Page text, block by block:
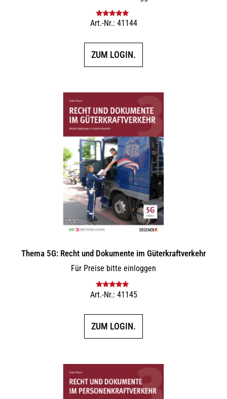
Bewertet mit
Art.-Nr.: 41144
ZUM LOGIN.
Thema 5G: Recht und Dokumente im Güterkraftverkehr
Für Preise bitte einloggen
Bewertet mit
Art.-Nr.: 41145
ZUM LOGIN.